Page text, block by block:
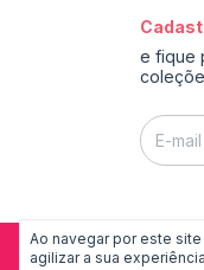
Ao navegar por este site
agilizar a sua
e fique